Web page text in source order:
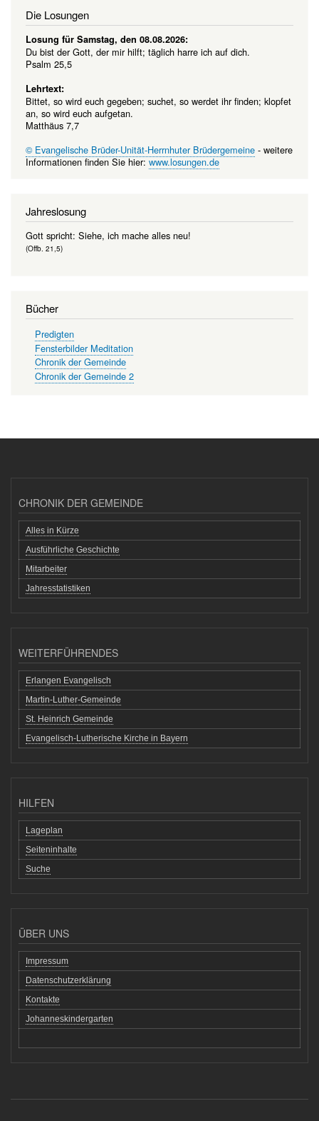
Die Losungen
Losung für Samstag, den 08.08.2026:
Du bist der Gott, der mir hilft; täglich harre ich auf dich.
Psalm 25,5
Lehrtext:
Bittet, so wird euch gegeben; suchet, so werdet ihr finden; klopfet
an, so wird euch aufgetan.
Matthäus 7,7
© Evangelische Brüder-Unität-Herrnhuter Brüdergemeine - weitere
Informationen finden Sie hier: www.losungen.de
Jahreslosung
Gott spricht: Siehe, ich mache alles neu!
(Offb. 21,5)
Bücher
Predigten
Fensterbilder Meditation
Chronik der Gemeinde
Chronik der Gemeinde 2
CHRONIK DER GEMEINDE
Alles in Kürze
Ausführliche Geschichte
Mitarbeiter
Jahresstatistiken
WEITERFÜHRENDES
Erlangen Evangelisch
Martin-Luther-Gemeinde
St. Heinrich Gemeinde
Evangelisch-Lutherische Kirche in Bayern
HILFEN
Lageplan
Seiteninhalte
Suche
ÜBER UNS
Impressum
Datenschutzerklärung
Kontakte
Johanneskindergarten